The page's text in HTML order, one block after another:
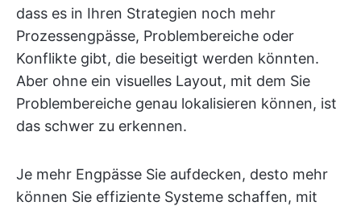
dass es in Ihren Strategien noch mehr
Prozessengpässe, Problembereiche oder
Konflikte gibt, die beseitigt werden könnten.
Aber ohne ein visuelles Layout, mit dem Sie
Problembereiche genau lokalisieren können, ist
das schwer zu erkennen.
Je mehr Engpässe Sie aufdecken, desto mehr
können Sie effiziente Systeme schaffen, mit